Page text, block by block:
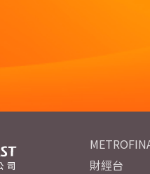
財經台